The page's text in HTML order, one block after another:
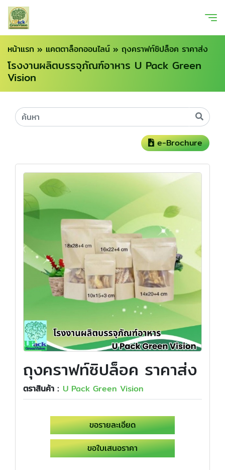
หน้าแรก » แคตตาล็อกออนไลน์ » ถุงคราฟท์ซิปล็อค ราคาส่ง
โรงงานผลิตบรรจุภัณฑ์อาหาร U Pack Green
Vision
e-Brochure
ถุงคราฟท์ซิปล็อค ราคาส่ง
ตราสินค้า : U Pack Green Vision
ขอรายละเอียด
ขอใบเสนอราคา